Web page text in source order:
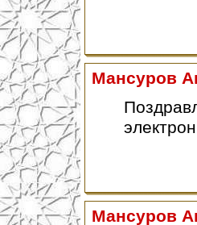
Мансуров
Мансуров